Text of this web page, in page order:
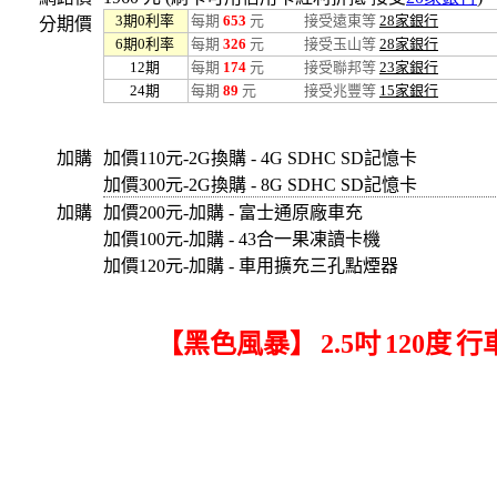
分期價
3期0利率 每期 653 元 接受遠東等 28家銀行
6期0利率 每期 326 元 接受玉山等 28家銀行
12期 每期 174 元 接受聯邦等 23家銀行
24期 每期 89 元 接受兆豐等 15家銀行
加購 加價110元-2G換購 - 4G SDHC SD記憶卡
加價300元-2G換購 - 8G SDHC SD記憶卡
加購 加價200元-加購 - 富士通原廠車充
加價100元-加購 - 43合一果凍讀卡機
加價120元-加購 - 車用擴充三孔點煙器
【黑色風暴】 2.5吋 120度行